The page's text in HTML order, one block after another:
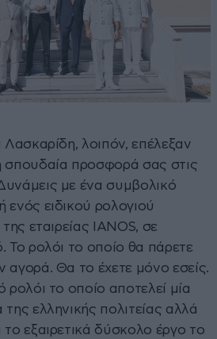
Λασκαρίδη, λοιπόν, επέλεξαν
σπουδαία προσφορά σας στις
με ένα συμβολικό
ειδικού ρολογιού
της εταιρείας IANOS, σε
Το ρολόι το οποίο θα πάρετε
αγορά. Θα το έχετε μόνο εσείς.
ρολόι το οποίο αποτελεί μία
της ελληνικής πολιτείας αλλά
εξαιρετικά δύσκολο έργο το